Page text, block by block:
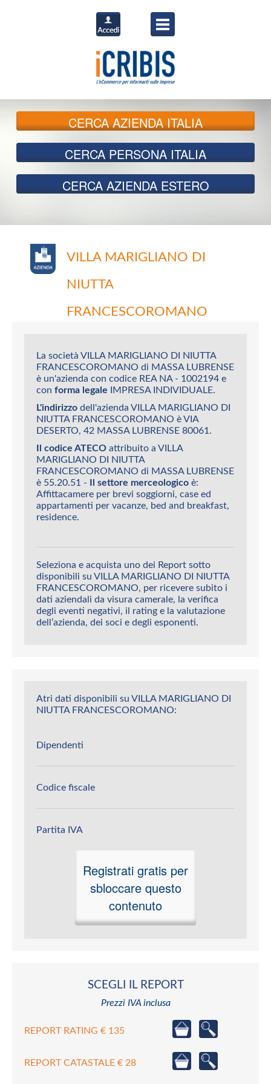
CERCAAZIENDA ITALIA
CERCA PERSONA ITALIA
CERCA AZIENDA ESTERO
VILLA MARIGLIANO DI
NIUTTA
FRANCESCOROMANO
La società VILLA MARIGLIANO DI NIUTTA
FRANCESCOROMANO di MASSA LUBRENSE
è un'azienda con codice REA NA - 1002194 e
con forma legale IMPRESA INDIVIDUALE.
L'indirizzo dell'azienda VILLA MARIGLIANO DI
NIUTTA FRANCESCOROMANO è VIA
DESERTO, 42 MASSA LUBRENSE 80061.
Il codice ATECO attribuito a VILLA
MARIGLIANO DI NIUTTA
FRANCESCOROMANO di MASSA LUBRENSE
è 55.20.51 - Il settore merceologico è:
Affittacamere per brevi soggiorni, case ed
appartamenti per vacanze, bed and breakfast,
residence.
Seleziona e acquista uno dei Report sotto
disponibili su VILLA MARIGLIANO DI NIUTTA
FRANCESCOROMANO, per ricevere subito i
dati aziendali da visura camerale, la verifica
degli eventi negativi, il rating e la valutazione
dell’azienda, dei soci e degli esponenti.
Atri dati disponibili su VILLA MARIGLIANO DI
NIUTTA FRANCESCOROMANO:
Dipendenti
Codice fiscale
Partita IVA
Registrati gratis per
sbloccare questo
contenuto
SCEGLI IL REPORT
Prezzi IVA inclusa
REPORT RATING € 135
REPORT CATASTALE € 28